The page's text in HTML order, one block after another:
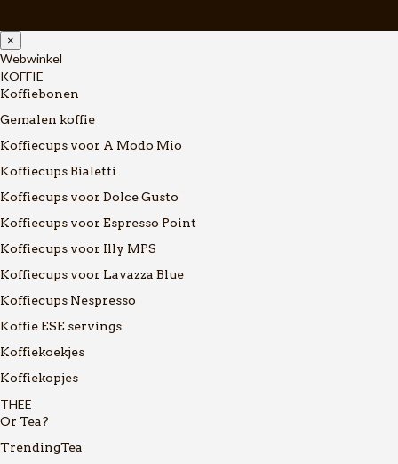
×
Webwinkel
KOFFIE
Koffiebonen
Gemalen koffie
Koffiecups voor A Modo Mio
Koffiecups Bialetti
Koffiecups voor Dolce Gusto
Koffiecups voor Espresso Point
Koffiecups voor Illy MPS
Koffiecups voor Lavazza Blue
Koffiecups Nespresso
Koffie ESE servings
Koffiekoekjes
Koffiekopjes
THEE
Or Tea?
TrendingTea